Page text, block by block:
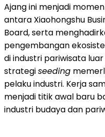
Ajang ini menjadi
antara Xiaohongshu
Board, serta
pengembangan
di industri pariwisata
strategiseeding
pelaku industri. Kerja
menjadi titik awal baru
industri budaya dan